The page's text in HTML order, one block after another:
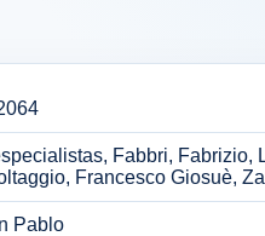
Fabbri, Fabrizio,
Francesco Giosuè,
Pablo